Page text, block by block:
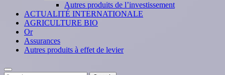
Autres produits de l’investissement
ACTUALITÉ INTERNATIONALE
AGRICULTURE BIO
Or
Assurances
Autres produits à effet de levier
Search